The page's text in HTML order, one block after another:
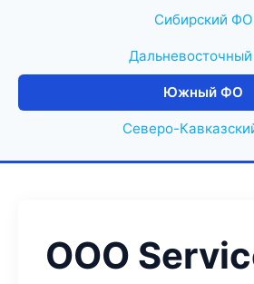
Сибирский ФО
Южный ФО
Северо-
ООО